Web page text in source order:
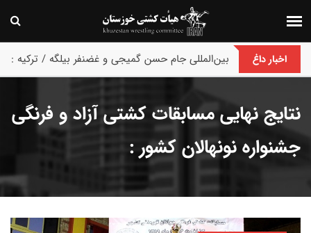
اخبار داغ پایان رقابت های کشتی فرنگی نونهالان انتخابی
نتایج نهایی مسابقات کشتی آزاد و فرنگی
جشنواره نونهالان کشور :